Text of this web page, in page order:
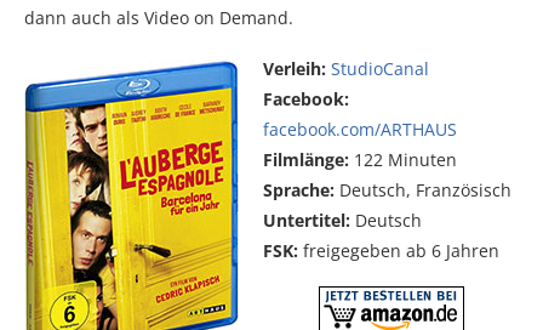
dann auch als Video on Demand.
Verleih: StudioCanal
Facebook:
facebook.com/ARTHAUS
Filmlänge: 122 Minuten
Sprache: Deutsch, Französisch
Untertitel: Deutsch
FSK: freigegeben ab 6 Jahren